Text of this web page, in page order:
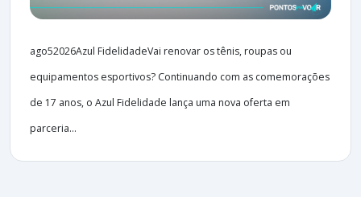
ago52026Azul FidelidadeVai renovar os tênis, roupas ou
equipamentos esportivos? Continuando com as comemorações
de 17 anos, o Azul Fidelidade lança uma nova oferta em
parceria...